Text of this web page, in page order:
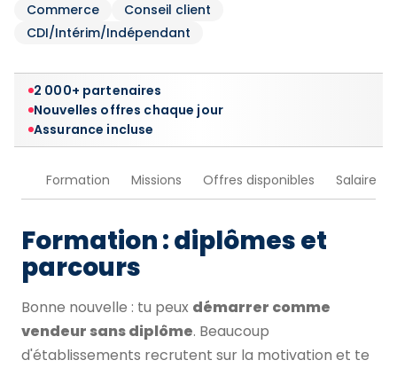
Commerce
Conseil client
CDI/Intérim/Indépendant
2 000+ partenaires
Nouvelles offres chaque jour
Assurance incluse
Formation Missions Offres disponibles Salaire
Formation : diplômes et
parcours
Bonne nouvelle : tu peux démarrer comme
vendeur sans diplôme. Beaucoup
d'établissements recrutent sur la motivation et te